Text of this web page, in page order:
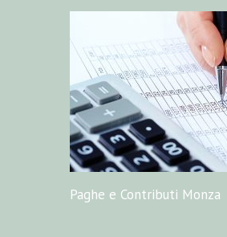
Paghe e Contributi Monza